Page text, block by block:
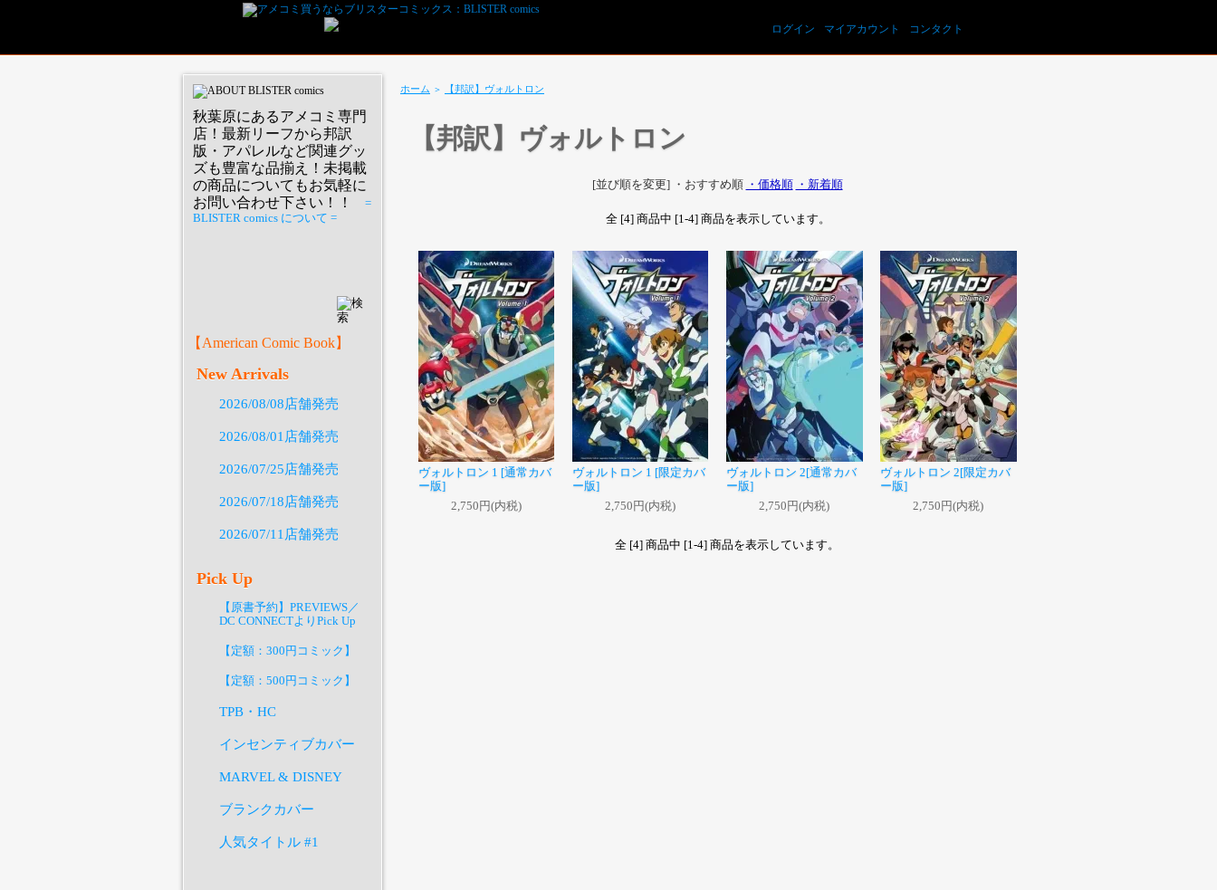
ログイン マイアカウント コンタクト
ホーム ＞ 【邦訳】ヴォルトロン
【邦訳】ヴォルトロン
[並び順を変更] ・おすすめ順 ・価格順 ・新着順
全 [4] 商品中 [1-4] 商品を表示しています。
ヴォルトロン 1 [通常カバ
ー版]
2,750円(内税)
ヴォルトロン 1 [限定カバ
ー版]
2,750円(内税)
ヴォルトロン 2[通常カバ
ー版]
2,750円(内税)
ヴォルトロン 2[限定カバ
ー版]
2,750円(内税)
全 [4] 商品中 [1-4] 商品を表示しています。
秋葉原にあるアメコミ専門
店！最新リーフから邦訳
版・アパレルなど関連グッ
ズも豊富な品揃え！未掲載
の商品についてもお気軽に
お問い合わせ下さい！！
=
BLISTER comics について =
PREVIEWS予約オーダー用紙ダウンロード
【American Comic Book】
New Arrivals
2026/08/08店舗発売
2026/08/01店舗発売
2026/07/25店舗発売
2026/07/18店舗発売
2026/07/11店舗発売
Pick Up
【原書予約】PREVIEWS／
DC CONNECTよりPick Up
【定額：300円コミック】
【定額：500円コミック】
TPB・HC
インセンティブカバー
MARVEL & DISNEY
ブランクカバー
人気タイトル #1